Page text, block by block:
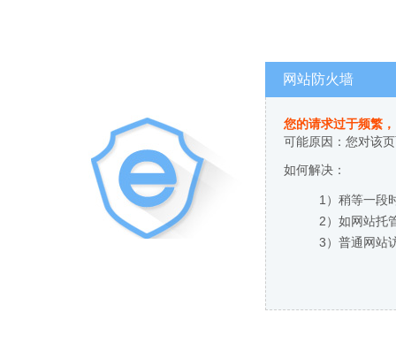
网站防火墙
您的请求过于频繁
可能原因：您对该
如何解决：
1）稍等一段
2）如网站托
3）普通网站